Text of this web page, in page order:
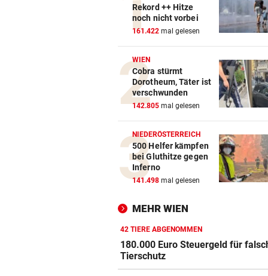
Rekord ++ Hitze
noch nicht vorbei
161.422 mal gelesen
WIEN
Cobra stürmt
Dorotheum, Täter ist
verschwunden
142.805 mal gelesen
NIEDERÖSTERREICH
500 Helfer kämpfen
bei Gluthitze gegen
Inferno
141.498 mal gelesen
MEHR WIEN
42 TIERE ABGENOMMEN
180.000 Euro Steuergeld für
Tierschutz